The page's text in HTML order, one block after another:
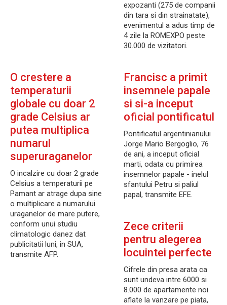
expozanti (275 de companii
din tara si din strainatate),
evenimentul a adus timp de
4 zile la ROMEXPO peste
30.000 de vizitatori.
O crestere a
temperaturii
globale cu doar 2
grade Celsius ar
putea multiplica
numarul
superuraganelor
O incalzire cu doar 2 grade
Celsius a temperaturii pe
Pamant ar atrage dupa sine
o multiplicare a numarului
uraganelor de mare putere,
conform unui studiu
climatologic danez dat
publicitatii luni, in SUA,
transmite AFP.
Francisc a primit
insemnele papale
si si-a inceput
oficial pontificatul
Pontificatul argentinianului
Jorge Mario Bergoglio, 76
de ani, a inceput oficial
marti, odata cu primirea
insemnelor papale - inelul
sfantului Petru si paliul
papal, transmite EFE.
Zece criterii
pentru alegerea
locuintei perfecte
Cifrele din presa arata ca
sunt undeva intre 6000 si
8.000 de apartamente noi
aflate la vanzare pe piata,